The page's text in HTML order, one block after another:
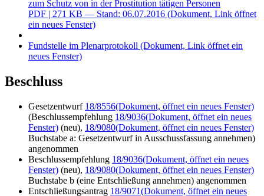
zum Schutz von in der Prostitution tätigen Personen
PDF | 271 KB — Stand: 06.07.2016 (Dokument, Link öffnet
ein neues Fenster)
Fundstelle im Plenarprotokoll (Dokument, Link öffnet ein
neues Fenster)
Beschluss
Gesetzentwurf 18/8556(Dokument, öffnet ein neues Fenster)
(Beschlussempfehlung 18/9036(Dokument, öffnet ein neues
Fenster) (neu), 18/9080(Dokument, öffnet ein neues Fenster)
Buchstabe a: Gesetzentwurf in Ausschussfassung annehmen)
angenommen
Beschlussempfehlung 18/9036(Dokument, öffnet ein neues
Fenster) (neu), 18/9080(Dokument, öffnet ein neues Fenster)
Buchstabe b (eine Entschließung annehmen) angenommen
Entschließungsantrag 18/9071(Dokument, öffnet ein neues